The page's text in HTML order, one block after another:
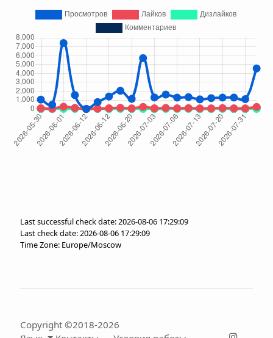
Last successful check date: 2026-08-06 17:29:09
Last check date: 2026-08-06 17:29:09
Time Zone: Europe/Moscow
Copyright ©2018-2026